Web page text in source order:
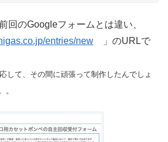
回のGoogleフォームとは違い、
entries/new 」のURLで
して、その間に頑張って制作したんでしょ
。